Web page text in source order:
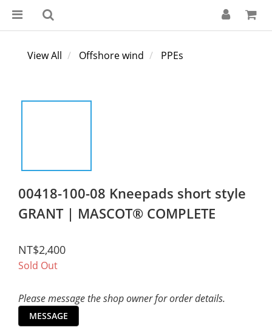
View All Offshore wind PPEs
00418-100-08 Kneepads short style
GRANT | MASCOT® COMPLETE
NT$2,400
Sold Out
Please message the shop owner for order details.
MESSAGE